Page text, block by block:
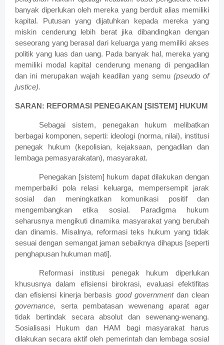
banyak diperlukan oleh mereka yang berduit alias memiliki
kapital. Putusan yang dijatuhkan kepada mereka yang
miskin cenderung lebih berat jika dibandingkan dengan
seseorang yang berasal dari keluarga yang memiliki akses
politik yang luas dan uang. Pada banyak hal, mereka yang
memiliki modal kapital cenderung menang di pengadilan
dan ini merupakan wajah keadilan yang semu (pseudo of
justice).
SARAN: REFORMASI PENEGAKAN [SISTEM] HUKUM
Sebagai sistem, penegakan hukum melibatkan
berbagai komponen, seperti: ideologi (norma, nilai), institusi
penegak hukum (kepolisian, kejaksaan, pengadilan dan
lembaga pemasyarakatan), masyarakat.
Penegakan [sistem] hukum dapat dilakukan dengan
memperbaiki pola relasi keluarga, mempersempit jarak
sosial dan meningkatkan komunikasi positif dan
mengembangkan etika sosial. Paradigma hukum
seharusnya mengikuti dinamika masyarakat yang berubah
dan dinamis. Misalnya, reformasi teks hukum yang tidak
sesuai dengan semangat jaman sebaiknya dihapus [seperti
penghapusan hukuman mati].
Reformasi institusi penegak hukum diperlukan
khususnya dalam efisiensi birokrasi, evaluasi efektifitas
dan efisiensi kinerja berbasis good governmentdan clean
governance, serta pembatasan wewenang aparat agar
tidak bertindak secara absolut dan sewenang-wenang.
Sosialisasi Hukum dan HAM bagi masyarakat harus
dilakukan secara aktif oleh pemerintah dan lembaga sosial